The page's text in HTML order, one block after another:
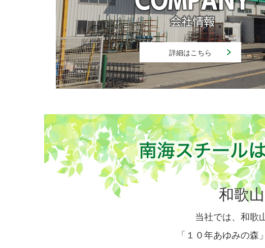
詳細はこちら
和歌
当社では、和歌
「１０年あゆみの